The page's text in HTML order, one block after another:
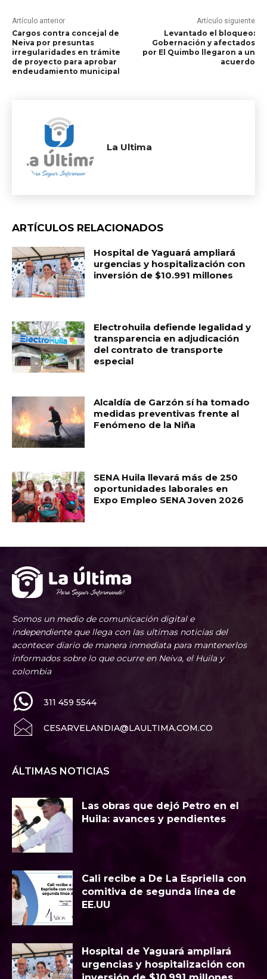
Artículo anterior
Cargos contra concejal de
Neiva por presuntas
irregularidades en trámite
de proyecto para aprobar
endeudamiento municipal
Artículo siguiente
Levantado el bloqueo:
Gobernación y afectados
por El Quimbo llegaron a un
acuerdo
La Ultima
ARTÍCULOS RELACIONADOS
Hospital de Yaguará ampliará
urgencias y hospitalización con
inversión de $10.991 millones
Electrohuila defiende legalidad y
transparencia en adjudicación
del contrato de transporte
especial
Alcaldía de Garzón sí ha tomado
medidas preventivas frente al
Fenómeno de la Niña
SENA Huila llevará más de 250
oportunidades laborales en
Expo Empleo SENA Joven 2026
Somos un medio de comunicación digital e
independiente que llega con las ultimas noticias del
acontecer diario de manera inmediata para mantenerlos
informados sobre lo que ocurre en Neiva, el Huila y
colombia
311 459 5544
CESARVELANDIA@LAULTIMA.COM.CO
ÁLTIMAS NOTICIAS
Las obras que dejó Petro en el
Huila: avances y pendientes
Cali recibe a De La Espriella con
comitiva de segunda línea de
EE.UU
Hospital de Yaguará ampliará
urgencias y hospitalización con